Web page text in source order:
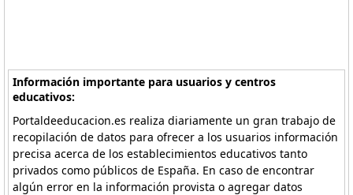
Información importante para usuarios y centros
educativos:
Portaldeeducacion.es realiza diariamente un gran trabajo de
recopilación de datos para ofrecer a los usuarios información
precisa acerca de los establecimientos educativos tanto
privados como públicos de España. En caso de encontrar
algún error en la información provista o agregar datos